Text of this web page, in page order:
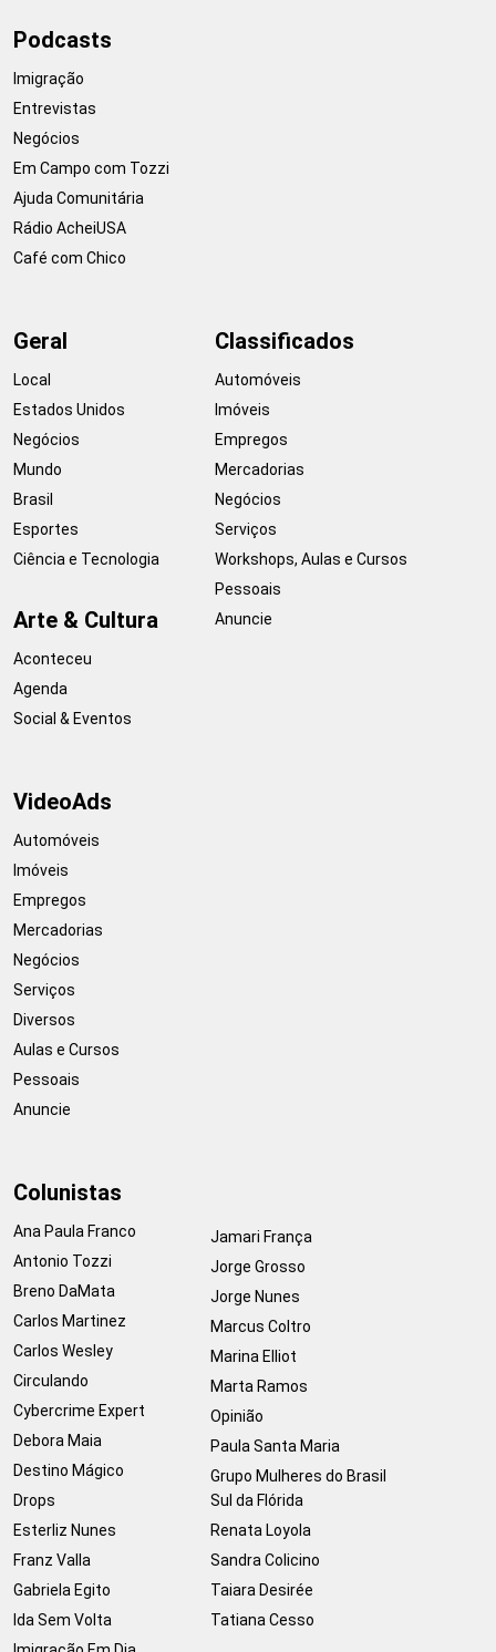
Podcasts
Imigração
Entrevistas
Negócios
Em Campo com Tozzi
Ajuda Comunitária
Rádio AcheiUSA
Café com Chico
Geral
Local
Estados Unidos
Negócios
Mundo
Brasil
Esportes
Ciência e Tecnologia
Arte & Cultura
Aconteceu
Agenda
Social & Eventos
Classificados
Automóveis
Imóveis
Empregos
Mercadorias
Negócios
Serviços
Workshops, Aulas e Cursos
Pessoais
Anuncie
VideoAds
Automóveis
Imóveis
Empregos
Mercadorias
Negócios
Serviços
Diversos
Aulas e Cursos
Pessoais
Anuncie
Colunistas
Ana Paula Franco
Antonio Tozzi
Breno DaMata
Carlos Martinez
Carlos Wesley
Circulando
Cybercrime Expert
Debora Maia
Destino Mágico
Drops
Esterliz Nunes
Franz Valla
Gabriela Egito
Ida Sem Volta
Jamari França
Jorge Grosso
Jorge Nunes
Marcus Coltro
Marina Elliot
Marta Ramos
Opinião
Paula Santa Maria
Grupo Mulheres do Brasil
Sul da Flórida
Renata Loyola
Sandra Colicino
Taiara Desirée
Tatiana Cesso